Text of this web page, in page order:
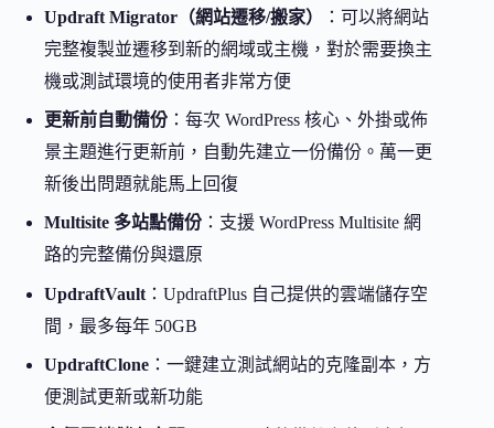
Updraft Migrator（網站遷移/搬家）
：可以將網站
完整複製並遷移到新的網域或主機，對於需要換主
機或測試環境的使用者非常方便
更新前自動備份 ：每次 WordPress 核心、外掛或佈
景主題進行更新前，自動先建立一份備份。萬一更
新後出問題就能馬上回復
Multisite 多站點備份 ：支援 WordPress Multisite 網
路的完整備份與還原
UpdraftVault ：UpdraftPlus 自己提供的雲端儲存空
間，最多每年 50GB
UpdraftClone ：一鍵建立測試網站的克隆副本，方
便測試更新或新功能